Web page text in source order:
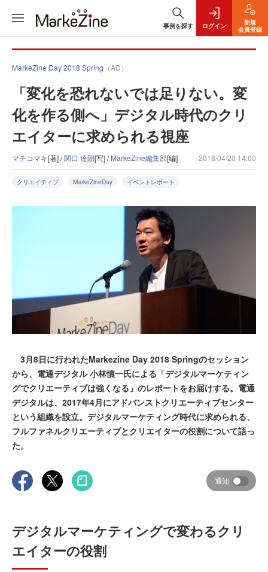
事例を探す ログイン
新規
会員登録
MarkeZine Day 2018 Spring （AD）
「変化を恐れないでは足りない。変
化を作る側へ」デジタル時代のクリ
エイターに求められる視座
マチコマキ[著] /関口 達朗[写] /MarkeZine編集部[編] 2018/04/20 14:00
クリエイティブ MarkeZineDay イベントレポート
3月8日に行われたMarkezine Day 2018 Springのセッション
から、電通デジタル 小林慎一氏による「デジタルマーケティン
グでクリエーティブは強くなる」のレポートをお届けする。電通
デジタルは、2017年4月にアドバンストクリエーティブセンター
という組織を設立。デジタルマーケティング時代に求められる、
フルファネルクリエーティブとクリエイターの役割について語っ
た。
通知
デジタルマーケティングで変わるクリ
エイターの役割